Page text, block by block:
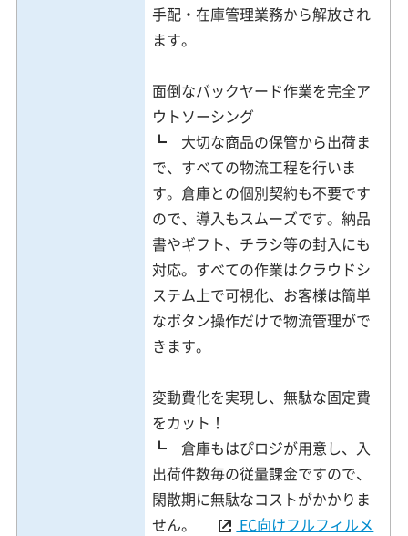
手配・在庫管理業務から解放され
ます。
面倒なバックヤード作業を完全ア
ウトソーシング
┗ 大切な商品の保管から出荷ま
で、すべての物流工程を行いま
す。倉庫との個別契約も不要です
ので、導入もスムーズです。納品
書やギフト、チラシ等の封入にも
対応。すべての作業はクラウドシ
ステム上で可視化、お客様は簡単
なボタン操作だけで物流管理がで
きます。
変動費化を実現し、無駄な固定費
をカット！
┗ 倉庫もはぴロジが用意し、入
出荷件数毎の従量課金ですので、
閑散期に無駄なコストがかかりま
せん。
EC向けフルフィルメ